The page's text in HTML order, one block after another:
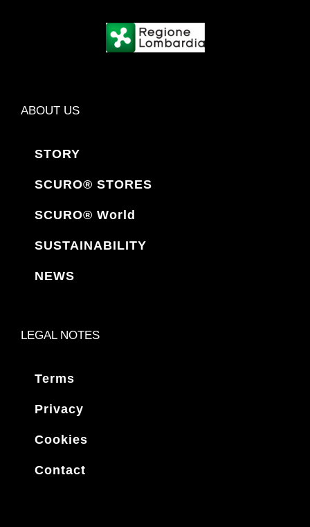
ABOUT US
STORY
SCURO® STORES
SCURO® World
SUSTAINABILITY
NEWS
LEGAL NOTES
Terms
Privacy
Cookies
Contact